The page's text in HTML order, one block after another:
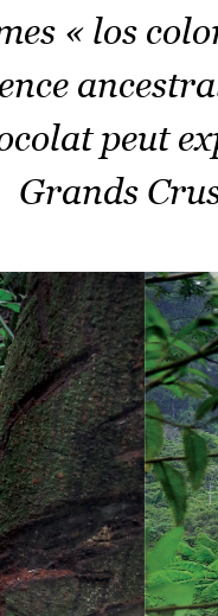
« los
peut
Grands